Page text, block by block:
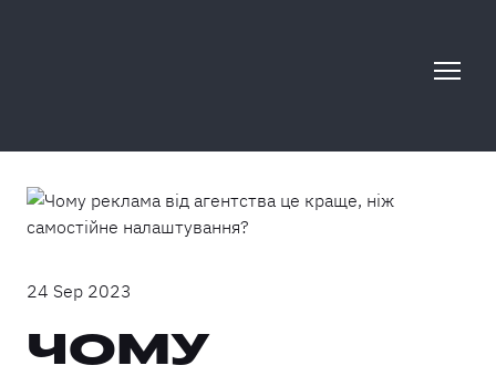
24 Sep 2023
ЧОМУ